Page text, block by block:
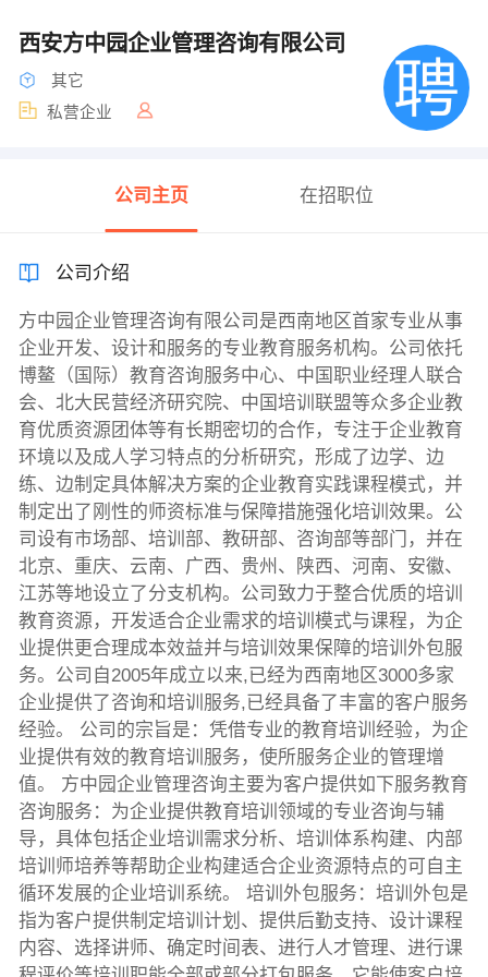
西安方中园企业管理咨询有限公司
其它
私营企业
公司主页 在招职位
公司介绍
方中园企业管理咨询有限公司是西南地区首家专业从事
企业开发、设计和服务的专业教育服务机构。公司依托
博鳌（国际）教育咨询服务中心、中国职业经理人联合
会、北大民营经济研究院、中国培训联盟等众多企业教
育优质资源团体等有长期密切的合作，专注于企业教育
环境以及成人学习特点的分析研究，形成了边学、边
练、边制定具体解决方案的企业教育实践课程模式，并
制定出了刚性的师资标准与保障措施强化培训效果。公
司设有市场部、培训部、教研部、咨询部等部门，并在
北京、重庆、云南、广西、贵州、陕西、河南、安徽、
江苏等地设立了分支机构。公司致力于整合优质的培训
教育资源，开发适合企业需求的培训模式与课程，为企
业提供更合理成本效益并与培训效果保障的培训外包服
务。公司自2005年成立以来,已经为西南地区3000多家
企业提供了咨询和培训服务,已经具备了丰富的客户服务
经验。 公司的宗旨是：凭借专业的教育培训经验，为企
业提供有效的教育培训服务，使所服务企业的管理增
值。 方中园企业管理咨询主要为客户提供如下服务教育
咨询服务：为企业提供教育培训领域的专业咨询与辅
导，具体包括企业培训需求分析、培训体系构建、内部
培训师培养等帮助企业构建适合企业资源特点的可自主
循环发展的企业培训系统。 培训外包服务：培训外包是
指为客户提供制定培训计划、提供后勤支持、设计课程
内容、选择讲师、确定时间表、进行人才管理、进行课